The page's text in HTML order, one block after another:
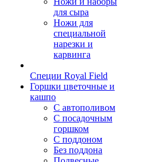
для сыра
Ножи для
специальной
нарезки и
карвинга
Специи Royal Field
Горшки цветочные и
кашпо
С автополивом
С посадочным
горшком
С поддоном
Без поддона